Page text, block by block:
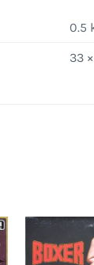
0.5
33
Boxer ‎–